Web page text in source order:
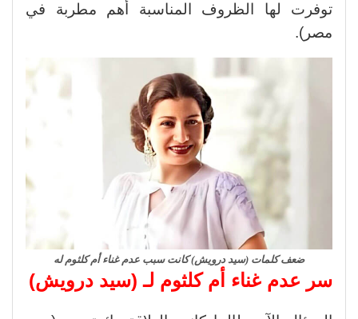
توفرت لها الظروف المناسبة أهم مطربة في
مصر).
ضعف كلمات (سيد درويش) كانت سبب عدم غناء أم كلثوم له
سر عدم غناء أم كلثوم لـ (سيد درويش)